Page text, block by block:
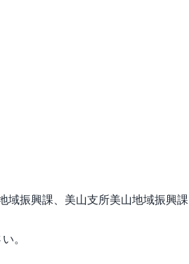
域振興課、美山支所美山地域振興
。